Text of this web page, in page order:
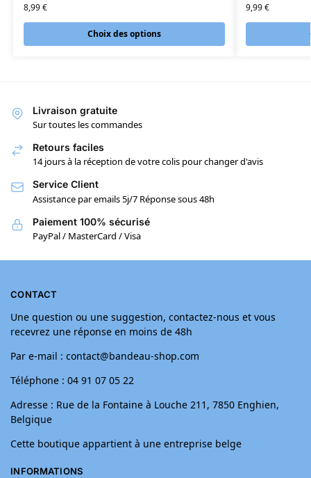
8,99€
Choix des options
9,99€
Livraison gratuite
Sur toutes les commandes
Retours faciles
14 jours à la réception de votre colis pour changer d'avis
Service Client
Assistance par emails 5j/7 Réponse sous 48h
Paiement 100% sécurisé
PayPal / MasterCard / Visa
CONTACT
Une question ou une suggestion, contactez-nous et vous
recevrez une réponse en moins de 48h
Par e-mail : contact@bandeau-shop.com
Téléphone : 04 91 07 05 22
Adresse : Rue de la Fontaine à Louche 211, 7850 Enghien,
Belgique
Cette boutique appartient à une entreprise belge
INFORMATIONS